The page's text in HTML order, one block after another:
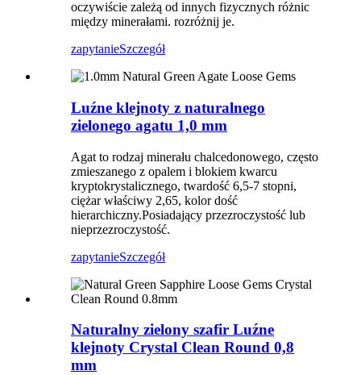
oczywiście zależą od innych fizycznych różnic
między minerałami. rozróżnij je.
zapytanieSzczegół
Luźne klejnoty z naturalnego
zielonego agatu 1,0 mm
Agat to rodzaj minerału chalcedonowego, często
zmieszanego z opalem i blokiem kwarcu
kryptokrystalicznego, twardość 6,5-7 stopni,
ciężar właściwy 2,65, kolor dość
hierarchiczny.Posiadający przezroczystość lub
nieprzezroczystość.
zapytanieSzczegół
Naturalny zielony szafir Luźne
klejnoty Crystal Clean Round 0,8
mm